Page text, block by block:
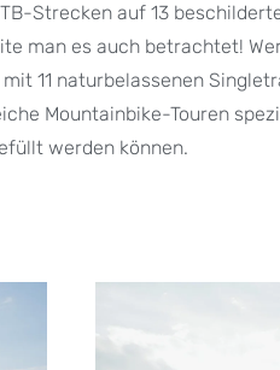
Strecken auf 13
man es auch betrachtet!
11 naturbelassenen
Mountainbike-Touren
werden können.